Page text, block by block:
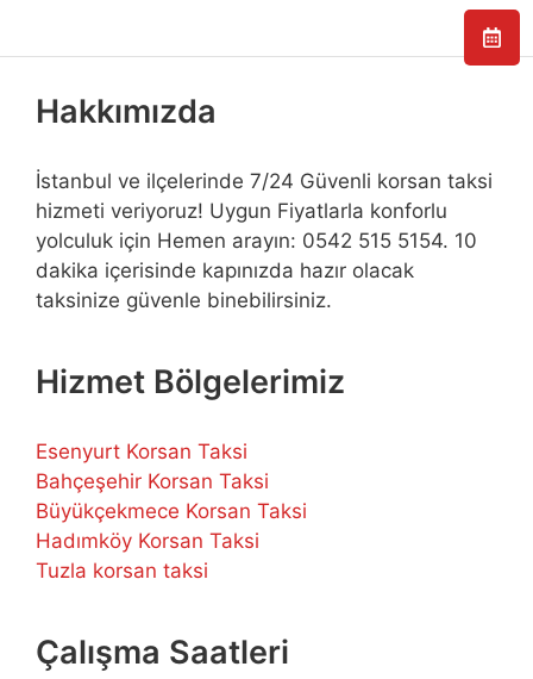
Hakkımızda
İstanbul ve ilçelerinde 7/24 Güvenli korsan taksi
hizmeti veriyoruz! Uygun Fiyatlarla konforlu
yolculuk için Hemen arayın: 0542 515 5154. 10
dakika içerisinde kapınızda hazır olacak
taksinize güvenle binebilirsiniz.
Hizmet Bölgelerimiz
Esenyurt Korsan Taksi
Bahçeşehir Korsan Taksi
Büyükçekmece Korsan Taksi
Hadımköy Korsan Taksi
Tuzla korsan taksi
Çalışma Saatleri